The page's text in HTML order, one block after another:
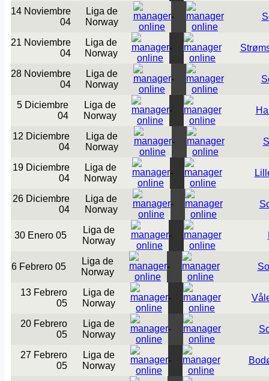
14 Noviembre
04
Liga de
Norway
-
21 Noviembre
04
Liga de
Norway
-
28 Noviembre
04
Liga de
Norway
-
5 Diciembre
04
Liga de
Norway
-
12 Diciembre
04
Liga de
Norway
-
19 Diciembre
04
Liga de
Norway
-
26 Diciembre
04
Liga de
Norway
-
30 Enero 05
Liga de
Norway
-
6 Febrero 05
Liga de
Norway
-
13 Febrero
05
Liga de
Norway
-
20 Febrero
05
Liga de
Norway
-
27 Febrero
05
Liga de
Norway
-